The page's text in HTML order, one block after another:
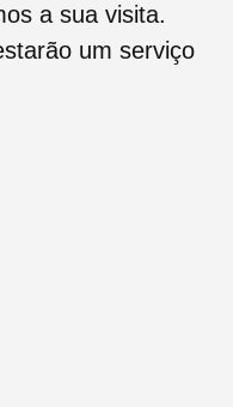
a sua visita.
um serviço